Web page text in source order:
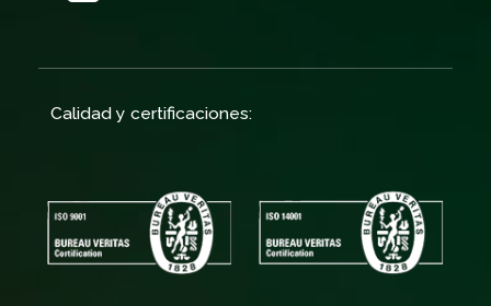
Calidad y certificaciones: